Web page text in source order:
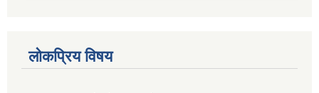
लोकप्रिय विषय